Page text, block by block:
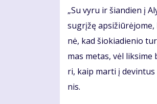
„Su vy­ru ir šian­dien į
su­grį­žę
nė, kad šio­kia­die­nio
mas me­tas, vėl
ri, kaip mar­ti į
nis.